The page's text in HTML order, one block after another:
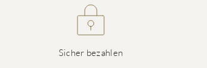
Sicher bezahlen